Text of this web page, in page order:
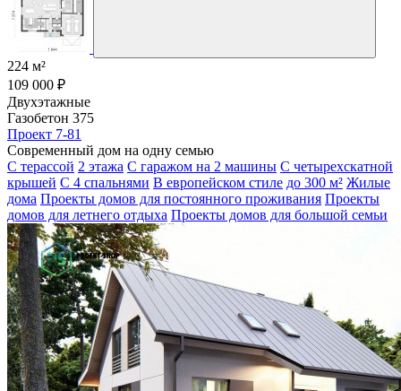
224 м²
109 000 ₽
Двухэтажные
Газобетон 375
Проект 7-81
Современный дом на одну семью
С терассой 2 этажа С гаражом на 2 машины С четырехскатной
крышей С 4 спальнями В европейском стиле до 300 м² Жилые
дома Проекты домов для постоянного проживания Проекты
домов для летнего отдыха Проекты домов для большой семьи